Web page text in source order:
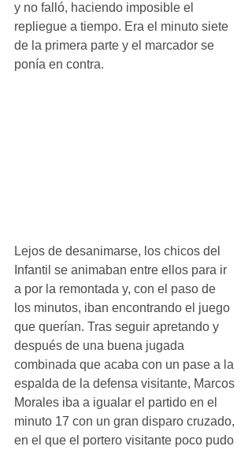
y no falló, haciendo imposible el
repliegue a tiempo. Era el minuto siete
de la primera parte y el marcador se
ponía en contra.
Lejos de desanimarse, los chicos del
Infantil se animaban entre ellos para ir
a por la remontada y, con el paso de
los minutos, iban encontrando el juego
que querían. Tras seguir apretando y
después de una buena jugada
combinada que acaba con un pase a la
espalda de la defensa visitante, Marcos
Morales iba a igualar el partido en el
minuto 17 con un gran disparo cruzado,
en el que el portero visitante poco pudo